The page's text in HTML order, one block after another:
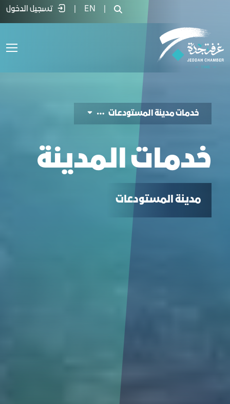
خدمات المدينة - غرفة جدةEN تسجيل الدخول
خدمات مدينة المستودعات
خدمات المدينة
مدينة المستودعات